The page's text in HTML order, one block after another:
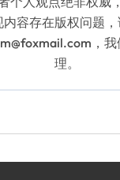
容存在版权问题
，
理。